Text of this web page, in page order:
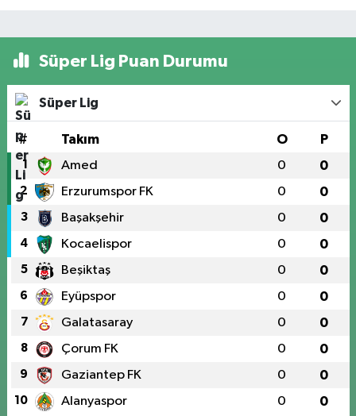
Süper Lig Puan Durumu
Süper Lig
# Takım O P
1 Amed 0 0
2 Erzurumspor FK 0 0
3 Başakşehir 0 0
4 Kocaelispor 0 0
5 Beşiktaş 0 0
6 Eyüpspor 0 0
7 Galatasaray 0 0
8 Çorum FK 0 0
9 Gaziantep FK 0 0
10 Alanyaspor 0 0